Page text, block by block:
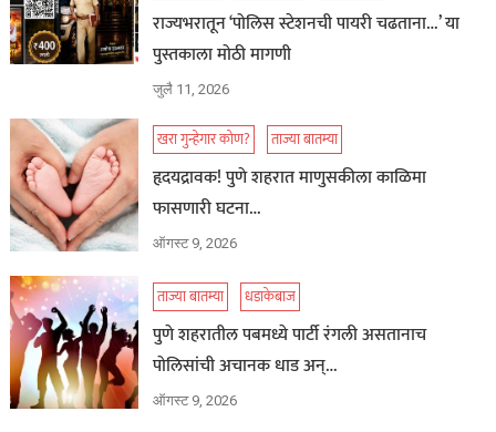
राज्यभरातून ‘पोलिस स्टेशनची पायरी चढताना…’ या
पुस्तकाला मोठी मागणी
जुलै 11, 2026
खरा गुन्हेगार कोण? ताज्या बातम्या
हृदयद्रावक! पुणे शहरात माणुसकीला काळिमा
फासणारी घटना…
ऑगस्ट 9, 2026
ताज्या बातम्या धडाकेबाज
पुणे शहरातील पबमध्ये पार्टी रंगली असतानाच
पोलिसांची अचानक धाड अन्…
ऑगस्ट 9, 2026